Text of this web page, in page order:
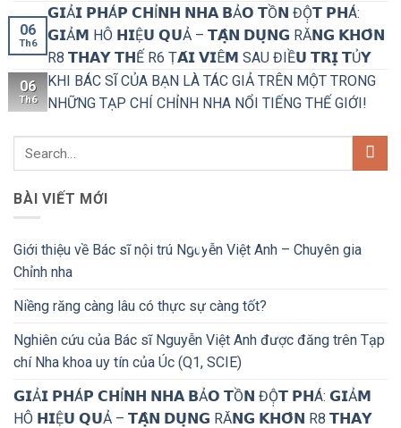
06
Th6
𝗚𝗜Ả𝗜 𝗣𝗛Á𝗣 𝗖𝗛Ỉ𝗡𝗛 𝗡𝗛𝗔 𝗕Ả𝗢 𝗧Ồ𝗡 ĐỘ̣𝗧 𝗣𝗛Á:
𝗚𝗜Ả𝗠 HÔ 𝗛𝗜Ệ𝗨 𝗤𝗨Ả – 𝗧𝗔̣̂𝗡 𝗗𝗨̣𝗡𝗚 RĂ𝗡𝗚 𝗞𝗛𝗢̂𝗡
R8 𝗧𝗛𝗔𝗬 𝗧𝗛Ế R6 Ṭ𝗔́𝗜 𝗩𝗜Ê𝗠 SAU ĐIỀ𝗨 𝗧𝗥𝗜̣ 𝗧Ủ𝗬
06
Th6
KHI BÁC SĨ CỦA BẠN LÀ TÁC GIẢ TRÊN MỘT TRONG
NHỮNG TẠP CHÍ CHỈNH NHA NỔI TIẾNG THẾ GIỚI!
BÀI VIẾT MỚI
Giới thiệu về Bác sĩ nội trú Nguyễn Việt Anh – Chuyên gia
Chỉnh nha
Niềng răng càng lâu có thực sự càng tốt?
Nghiên cứu của Bác sĩ Nguyễn Việt Anh được đăng trên Tạp
chí Nha khoa uy tín của Úc (Q1, SCIE)
𝗚𝗜Ả𝗜 𝗣𝗛Á𝗣 𝗖𝗛Ỉ𝗡𝗛 𝗡𝗛𝗔 𝗕Ả𝗢 𝗧Ồ𝗡 ĐỘ̣𝗧 𝗣𝗛Á: 𝗚𝗜Ả𝗠
HÔ 𝗛𝗜Ệ𝗨 𝗤𝗨Ả – 𝗧𝗔̣̂𝗡 𝗗𝗨̣𝗡𝗚 RĂ𝗡𝗚 𝗞𝗛𝗢̂𝗡 R8 𝗧𝗛𝗔𝗬